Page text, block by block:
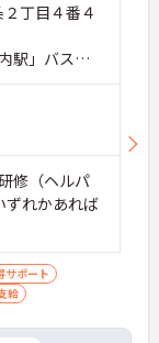
丁目４番４
駅」バス・
修（ヘルパ
れかあれば
サポート
給